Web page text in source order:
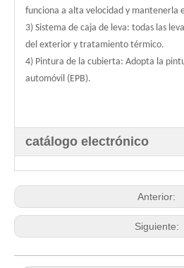
funciona a alta velocidad y mantenerla
3) Sistema de caja de leva: todas las
del exterior y tratamiento térmico.
4) Pintura de la cubierta: Adopta la
automóvil (EPB).
catálogo electrónico
Anterior:
Siguiente: